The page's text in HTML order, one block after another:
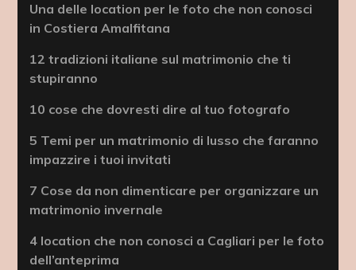
Una delle location per le foto che non conosci
in Costiera Amalfitana
12 tradizioni italiane sul matrimonio che ti
stupiranno
10 cose che dovresti dire al tuo fotografo
5 Temi per un matrimonio di lusso che faranno
impazzire i tuoi invitati
7 Cose da non dimenticare per organizzare un
matrimonio invernale
4 location che non conosci a Cagliari per le foto
dell’anteprima